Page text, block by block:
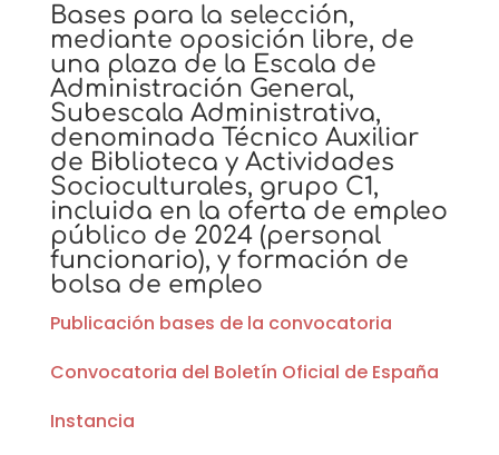
Bases para la selección,
mediante oposición libre, de
una plaza de la Escala de
Administración General,
Subescala Administrativa,
denominada Técnico Auxiliar
de Biblioteca y Actividades
Socioculturales, grupo C1,
incluida en la oferta de empleo
público de 2024 (personal
funcionario), y formación de
bolsa de empleo
Publicación bases de la convocatoria
Convocatoria del Boletín Oficial de España
Instancia